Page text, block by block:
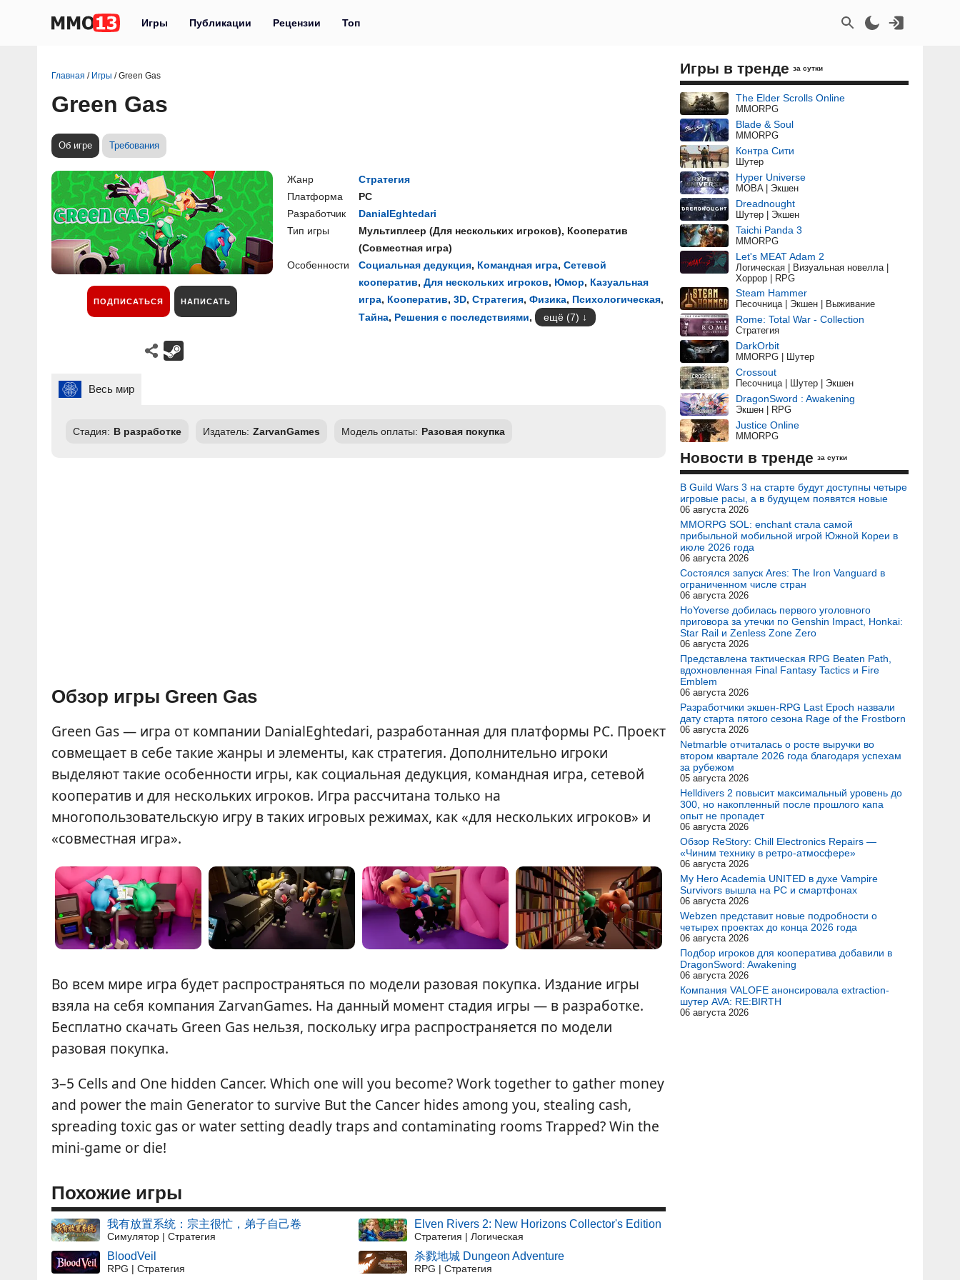
Игры Публикации Рецензии Топ
Главная / Игры /Green Gas
Green Gas
Об игре Требования
ПОДПИСАТЬСЯ НАПИСАТЬ
Жанр
Стратегия
Платформа
PC
Разработчик
DanialEghtedari
Тип игры
Мультиплеер (Для нескольких игроков), Кооператив
(Совместная игра)
Особенности
Социальная дедукция, Командная игра, Сетевой
кооператив, Для нескольких игроков, Юмор, Казуальная
игра, Кооператив, 3D, Стратегия, Физика, Психологическая,
Тайна, Решения с последствиями, ещё (7)
Весь мир
Стадия: В разработке Издатель: ZarvanGames Модель оплаты: Разовая покупка
Обзор игры Green Gas
Green Gas — игра от компании DanialEghtedari, разработанная для платформы PC. Проект
совмещает в себе такие жанры и элементы, как стратегия. Дополнительно игроки
выделяют такие особенности игры, как социальная дедукция, командная игра, сетевой
кооператив и для нескольких игроков. Игра рассчитана только на
многопользовательскую игру в таких игровых режимах, как «для нескольких игроков» и
«совместная игра».
Во всем мире игра будет распространяться по модели разовая покупка. Издание игры
взяла на себя компания ZarvanGames. На данный момент стадия игры — в разработке.
Бесплатно скачать Green Gas нельзя, поскольку игра распространяется по модели
разовая покупка.
3–5 Cells and One hidden Cancer. Which one will you become? Work together to gather money
and power the main Generator to survive But the Cancer hides among you, stealing cash,
spreading toxic gas or water setting deadly traps and contaminating rooms Trapped? Win the
mini‑game or die!
Похожие игры
我有放置系统：宗主很忙，弟子自己卷
Симулятор | Стратегия
BloodVeil
RPG | Стратегия
Elven Rivers 2: New Horizons Collector's Edition
Стратегия | Логическая
杀戮地城 Dungeon Adventure
RPG | Стратегия
Игры в тренде за сутки
The Elder Scrolls Online
MMORPG
Blade & Soul
MMORPG
Контра Сити
Шутер
Hyper Universe
MOBA | Экшен
Dreadnought
Шутер | Экшен
Taichi Panda 3
MMORPG
Let's MEAT Adam 2
Логическая | Визуальная новелла |
Хоррор | RPG
Steam Hammer
Песочница | Экшен | Выживание
Rome: Total War - Collection
Стратегия
DarkOrbit
MMORPG | Шутер
Crossout
Песочница | Шутер | Экшен
DragonSword : Awakening
Экшен | RPG
Justice Online
MMORPG
Новости в тренде за сутки
В Guild Wars 3 на старте будут доступны четыре
игровые расы, а в будущем появятся новые
06 августа 2026
MMORPG SOL: enchant стала самой
прибыльной мобильной игрой Южной Кореи в
июле 2026 года
06 августа 2026
Состоялся запуск Ares: The Iron Vanguard в
ограниченном числе стран
06 августа 2026
HoYoverse добилась первого уголовного
приговора за утечки по Genshin Impact, Honkai:
Star Rail и Zenless Zone Zero
06 августа 2026
Представлена тактическая RPG Beaten Path,
вдохновленная Final Fantasy Tactics и Fire
Emblem
06 августа 2026
Разработчики экшен-RPG Last Epoch назвали
дату старта пятого сезона Rage of the Frostborn
06 августа 2026
Netmarble отчиталась о росте выручки во
втором квартале 2026 года благодаря успехам
за рубежом
05 августа 2026
Helldivers 2 повысит максимальный уровень до
300, но накопленный после прошлого капа
опыт не пропадет
06 августа 2026
Обзор ReStory: Chill Electronics Repairs —
«Чиним технику в ретро-атмосфере»
06 августа 2026
My Hero Academia UNITED в духе Vampire
Survivors вышла на PC и смартфонах
06 августа 2026
Webzen представит новые подробности о
четырех проектах до конца 2026 года
06 августа 2026
Подбор игроков для кооператива добавили в
DragonSword: Awakening
06 августа 2026
Компания VALOFE анонсировала extraction-
шутер AVA: RE:BIRTH
06 августа 2026